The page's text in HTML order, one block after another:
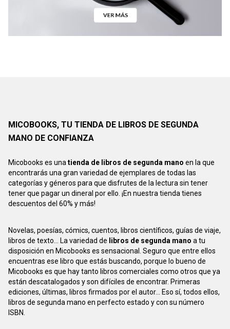
MICOBOOKS, TU TIENDA DE LIBROS DE SEGUNDA
MANO DE CONFIANZA
Micobooks es unatienda de libros de segunda mano en la que
encontrarás una gran variedad de ejemplares de todas las
categorías y géneros para que disfrutes de la lectura sin tener
tener que pagar un dineral por ello. ¡En nuestra tienda tienes
descuentos del 60% y más!
Novelas, poesías, cómics, cuentos, libros científicos, guías de viaje,
libros de texto... La variedad de libros de segunda mano a tu
disposición en Micobooks es sensacional. Seguro que entre ellos
encuentras ese libro que estás buscando, porque lo bueno de
Micobooks es que hay tanto libros comerciales como otros que ya
están descatalogados y son difíciles de encontrar. Primeras
ediciones, últimas, libros firmados por el autor... Eso sí, todos ellos,
libros de segunda mano en perfecto estado y con su número
ISBN.